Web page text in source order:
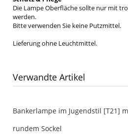
Die Lampe Oberfläche sollte nur mit
werden.
Bitte verwenden Sie keine Putzmittel.
Lieferung ohne Leuchtmittel.
Verwandte Artikel
Bankerlampe im Jugendstil [T21]
rundem Sockel